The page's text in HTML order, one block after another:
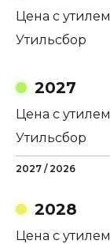
Цена с утилем
Утильсбор
2027
Цена с утилем
Утильсбор
2027 / 2026
2028
Цена с утилем